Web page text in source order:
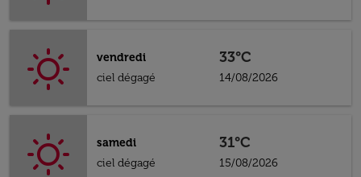
vendredi
ciel dégagé
33°C
14/08/2026
samedi
ciel dégagé
31°C
15/08/2026